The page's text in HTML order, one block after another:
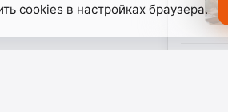
cookies в настройках браузера.